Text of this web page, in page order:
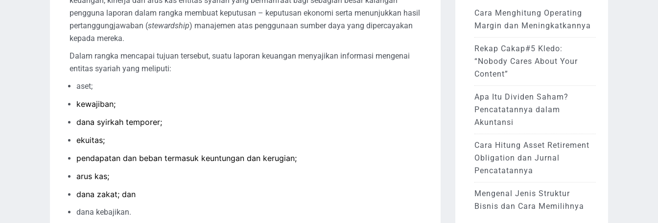
pengguna laporan dalam rangka membuat keputusan – keputusan ekonomi serta menunjukkan hasil
pertanggungjawaban (stewardship) manajemen atas penggunaan sumber daya yang dipercayakan
kepada mereka.
Dalam rangka mencapai tujuan tersebut, suatu laporan keuangan menyajikan informasi mengenai
entitas syariah yang meliputi:
aset;
kewajiban;
dana syirkah temporer;
ekuitas;
pendapatan dan beban termasuk keuntungan dan kerugian;
arus kas;
dana zakat; dan
dana kebajikan.
Cara Menghitung Operating
Margin dan Meningkatkannya
Rekap Cakap#5 Kledo:
“Nobody Cares About Your
Content”
Apa Itu Dividen Saham?
Pencatatannya dalam
Akuntansi
Cara Hitung Asset Retirement
Obligation dan Jurnal
Pencatatannya
Mengenal Jenis Struktur
Bisnis dan Cara Memilihnya